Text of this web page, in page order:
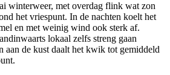
winterweer, met overdag flink wat zon
het vriespunt. In de nachten koelt het
en met weinig wind ook sterk af.
lokaal zelfs streng gaan
aan de kust daalt het kwik tot gemiddeld